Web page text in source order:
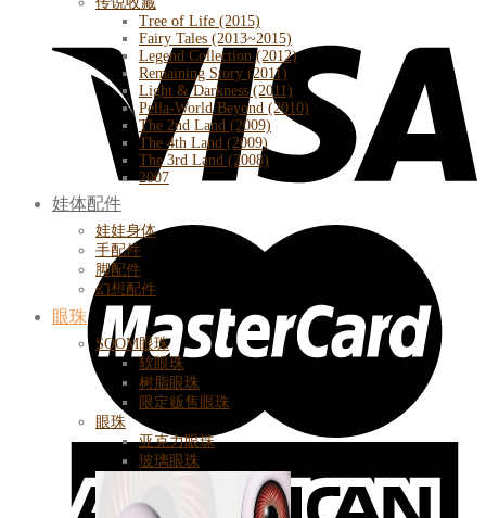
Tree of Life (2015)
Fairy Tales (2013~2015)
Legend Collection (2012)
Remaining Story (2011)
Light & Darkness (2011)
Pella-World Beyond (2010)
The 2nd Land (2009)
The 4th Land (2009)
The 3rd Land (2008)
2007
娃体配件
娃娃身体
手配件
脚配件
幻想配件
眼珠
SOOM眼珠
软眼珠
树脂眼珠
限定贩售眼珠
眼珠
亚克力眼珠
玻璃眼珠